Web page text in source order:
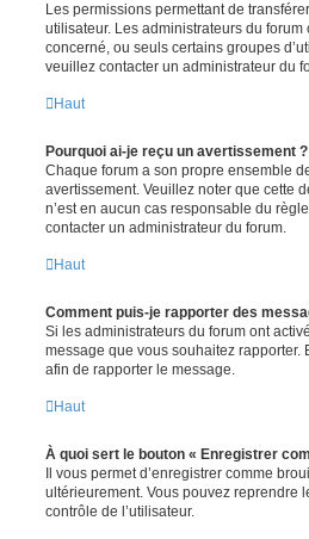
Les permissions permettant de
utilisateur. Les administrateurs du
concerné, ou seuls certains groupes
veuillez contacter un administrateur du
Haut
Pourquoi ai-je reçu un avertissement ?
Chaque forum a son propre ensemble
avertissement. Veuillez noter que cette
n’est en aucun cas responsable du
contacter un administrateur du forum.
Haut
Comment puis-je rapporter des
Si les administrateurs du forum ont
message que vous souhaitez
afin de rapporter le message.
Haut
À quoi sert le bouton « Enregistrer
Il vous permet d’enregistrer comme
ultérieurement. Vous pouvez reprendre
contrôle de l’utilisateur.